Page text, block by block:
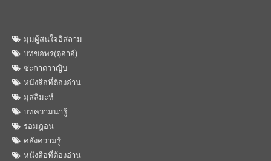
มุมผู้สนใจอิสลาม
บทขอพร(ดุอาอ์)
ซะกาตวาญิบ
หนังสือที่ต้องอ่าน
มุสลิมะห์
บทความน่ารู้
รอมฎอน
คลังความรู้
หนังสือที่ต้องอ่าน